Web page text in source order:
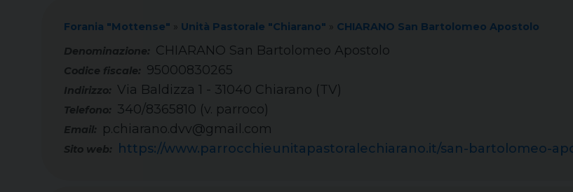
Forania "Mottense" » Unità Pastorale "Chiarano" » CHIARANO San Bartolomeo Apostolo
CHIARANO San Bartolomeo Apostolo
Codice fiscale: 95000830265
Telefono: 340/8365810 (v. parroco)
Email: p.chiarano.dvv@gmail.com
Sito web: https://www.parrocchieunitapastoralechiarano.it/san-bartolomeo-
Indirizzo: Via Baldizza 1 - 31040 Chiarano (TV)